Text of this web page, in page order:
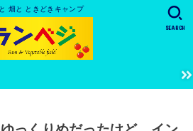
畑と ときどきキャンプ
SEARCH